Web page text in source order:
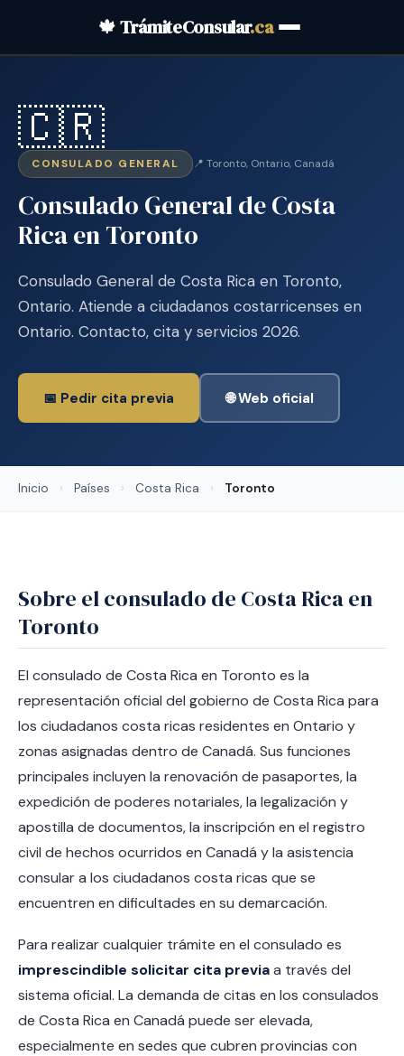
🍁 TrámiteConsular.ca
🇨🇷
CONSULADO GENERAL 📍 Toronto, Ontario, Canadá
Consulado General de Costa
Rica en Toronto
Consulado General de Costa Rica en Toronto,
Ontario. Atiende a ciudadanos costarricenses en
Ontario. Contacto, cita y servicios 2026.
📅 Pedir cita previa 🌐 Web oficial
Inicio › Países › Costa Rica › Toronto
Sobre el consulado de Costa Rica en
Toronto
El consulado de Costa Rica en Toronto es la
representación oficial del gobierno de Costa Rica para
los ciudadanos costa ricas residentes en Ontario y
zonas asignadas dentro de Canadá. Sus funciones
principales incluyen la renovación de pasaportes, la
expedición de poderes notariales, la legalización y
apostilla de documentos, la inscripción en el registro
civil de hechos ocurridos en Canadá y la asistencia
consular a los ciudadanos costa ricas que se
encuentren en dificultades en su demarcación.
Para realizar cualquier trámite en el consulado es
imprescindible solicitar cita previaa través del
sistema oficial. La demanda de citas en los consulados
de Costa Rica en Canadá puede ser elevada,
especialmente en sedes que cubren provincias con